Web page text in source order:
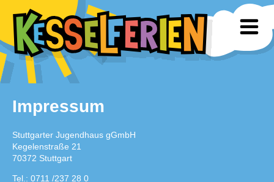
Impressum
Stuttgarter Jugendhaus gGmbH
Kegelenstraße 21
70372 Stuttgart
Tel.: 0711 /237 28 0